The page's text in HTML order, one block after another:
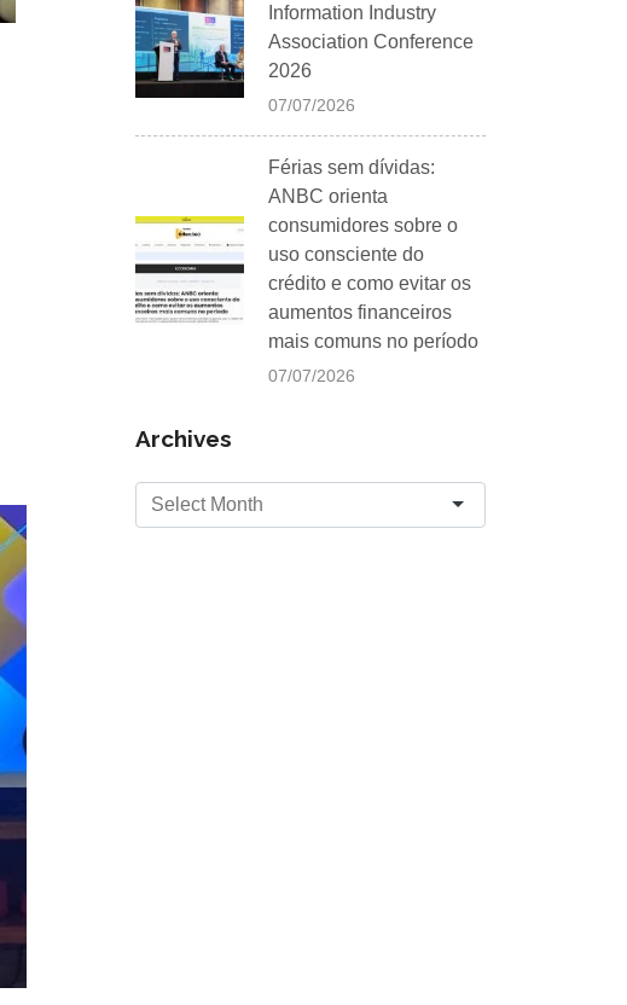
Information Industry
Association Conference
2026
07/07/2026
Férias sem dívidas:
ANBC orienta
consumidores sobre o
uso consciente do
crédito e como evitar os
aumentos financeiros
mais comuns no período
07/07/2026
Archives